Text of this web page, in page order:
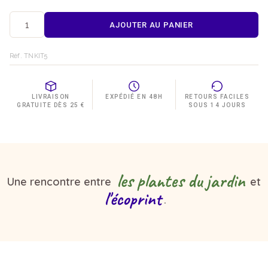
quantité
de
Kit
DIY
naturelle
foulard
AJOUTER AU PANIER
Réf. TNKIT5
LIVRAISON
GRATUITE DÈS 25 €
EXPÉDIÉ EN 48H
RETOURS FACILES
SOUS 14 JOURS
Une rencontre entre les plantes du jardin et
l'écoprint .